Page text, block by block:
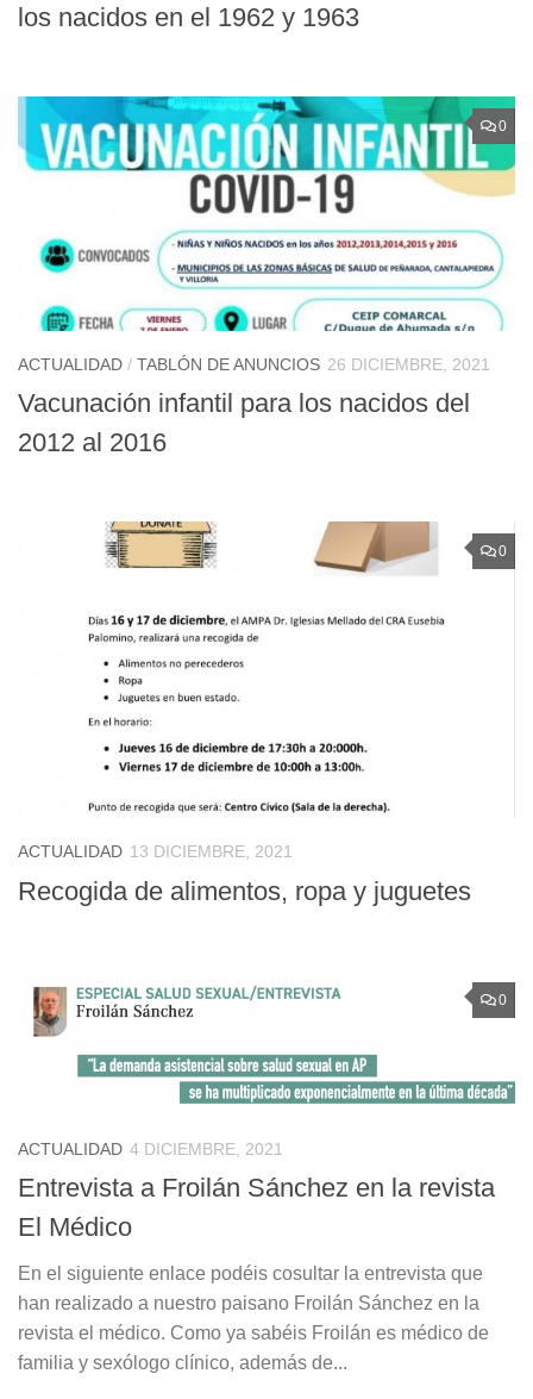
los nacidos en el 1962 y 1963
0
ACTUALIDAD / TABLÓN DE ANUNCIOS 26 DICIEMBRE, 2021
Vacunación infantil para los nacidos del
2012 al 2016
0
ACTUALIDAD 13 DICIEMBRE, 2021
Recogida de alimentos, ropa y juguetes
0
ACTUALIDAD 4 DICIEMBRE, 2021
Entrevista a Froilán Sánchez en la revista
El Médico
En el siguiente enlace podéis cosultar la entrevista que
han realizado a nuestro paisano Froilán Sánchez en la
revista el médico. Como ya sabéis Froilán es médico de
familia y sexólogo clínico, además de...